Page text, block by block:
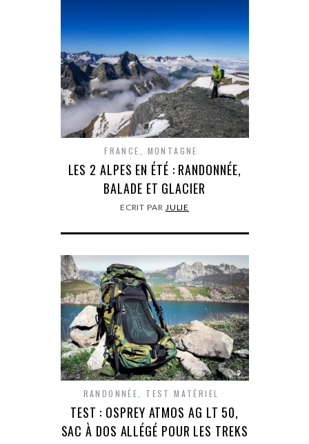
FRANCE, MONTAGNE
LES 2 ALPES EN ÉTÉ : RANDONNÉE,
BALADE ET GLACIER
ECRIT PAR JULIE
RANDONNÉE, TEST MATÉRIEL
TEST : OSPREY ATMOS AG LT 50,
SAC À DOS ALLÉGÉ POUR LES TREKS